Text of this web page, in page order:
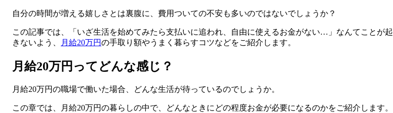
自分の時間が増える嬉しさとは裏腹に、費用ついての不安も多いのではないでしょうか？
この記事では、「いざ生活を始めてみたら支払いに追われ、自由に使えるお金がない…」なんてことが起
きないよう、
月給20万円の手取り額やうまく暮らすコツなどをご紹介します。
月給20万円ってどんな感じ？
月給20万円の職場で働いた場合、どんな生活が待っているのでしょうか。
この章では、月給20万円の暮らしの中で、どんなときにどの程度お金が必要になるのかをご紹介します。